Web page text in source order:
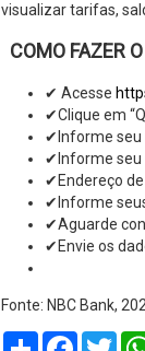
visualizar tarifas,
COMO FAZER
✔ Acesse
✔Clique em
✔Informe seu
✔Informe seu
✔Endereço
✔Informe
✔Aguarde
✔Envie os
Fonte: NBC Bank,
Share Facebook